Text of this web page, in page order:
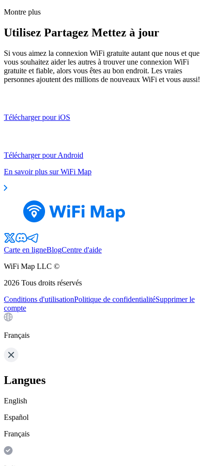
Montre plus
Utilisez Partagez Mettez à jour
Si vous aimez la connexion WiFi gratuite autant que nous et que
vous souhaitez aider les autres à trouver une connexion WiFi
gratuite et fiable, alors vous êtes au bon endroit. Les vraies
personnes ajoutent des millions de nouveaux WiFi et vous aussi!
Télécharger pour iOS
Télécharger pour Android
En savoir plus sur WiFi Map
Carte en ligneBlogCentre d'aide
WiFi Map LLC ©
2026 Tous droits réservés
Conditions d'utilisationPolitique de confidentialitéSupprimer le
compte
Français
Langues
English
Español
Français